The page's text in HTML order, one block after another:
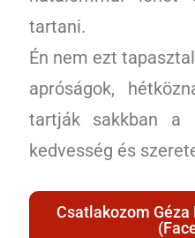
tartani.
Én nem ezt
apróságok,
tartják sakkban a
kedvesség és
Csatlakozom